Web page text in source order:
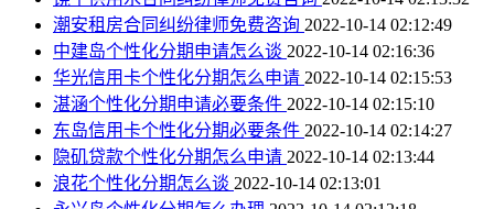
潮安租房合同纠纷律师免费咨询 2022-10-14 02:12:49
中建岛个性化分期申请怎么谈 2022-10-14 02:16:36
华光信用卡个性化分期怎么申请 2022-10-14 02:15:53
湛涵个性化分期申请必要条件 2022-10-14 02:15:10
东岛信用卡个性化分期必要条件 2022-10-14 02:14:27
隐矶贷款个性化分期怎么申请 2022-10-14 02:13:44
浪花个性化分期怎么谈 2022-10-14 02:13:01